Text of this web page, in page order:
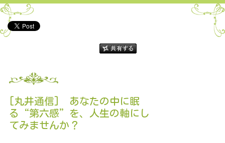
[丸井通信] あなたの中に眠
る“第六感”を、人生の軸にし
てみませんか？